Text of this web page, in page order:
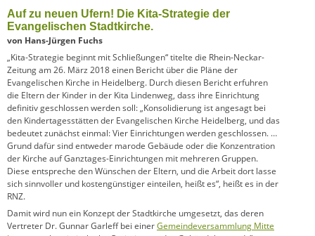
Auf zu neuen Ufern! Die Kita-Strategie der
Evangelischen Stadtkirche.
von Hans-Jürgen Fuchs
„Kita-Strategie beginnt mit Schließungen“ titelte die Rhein-Neckar-
Zeitung am 26. März 2018 einen Bericht über die Pläne der
Evangelischen Kirche in Heidelberg. Durch diesen Bericht erfuhren
die Eltern der Kinder in der Kita Lindenweg, dass ihre Einrichtung
definitiv geschlossen werden soll: „Konsolidierung ist angesagt bei
den Kindertagesstätten der Evangelischen Kirche Heidelberg, und das
bedeutet zunächst einmal: Vier Einrichtungen werden geschlossen. …
Grund dafür sind entweder marode Gebäude oder die Konzentration
der Kirche auf Ganztages-Einrichtungen mit mehreren Gruppen.
Diese entspreche den Wünschen der Eltern, und die Arbeit dort lasse
sich sinnvoller und kostengünstiger einteilen, heißt es“, heißt es in der
RNZ.
Damit wird nun ein Konzept der Stadtkirche umgesetzt, das deren
Vertreter Dr. Gunnar Garleff bei einerGemeindeversammlung Mitte